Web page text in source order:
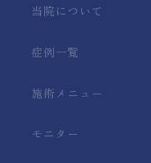
当院について
症例一覧
施術メニュー
モニター